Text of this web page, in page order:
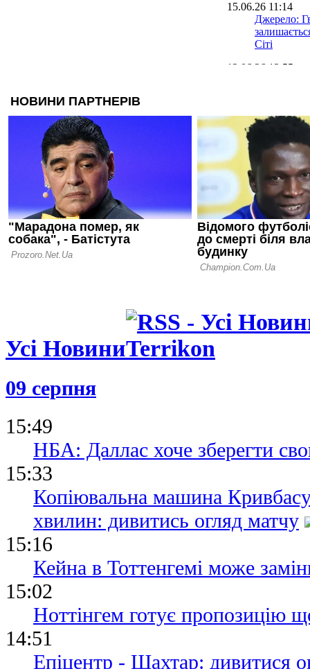
15.06.26 11:14
Джерело:
Сіті
12.06.26 13:55
11.06.26 19:20
Домашня
визнана
сезону в
09.06.26 19:12
Стало
новим
Пелас
Усі Новини
09 серпня
15:49
НБА: Даллас хоче зберегти
15:33
Копіювальна машина
хвилин: дивитись огляд матчу
15:16
Кейна в Тоттенгемі може
15:02
Ноттінгем готує пропозицію
14:51
Епіцентр - Шахтар: дивитися